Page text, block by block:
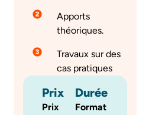
Apports
théoriques.
Travaux sur des
cas pratiques
Prix
Prix
Durée
Format